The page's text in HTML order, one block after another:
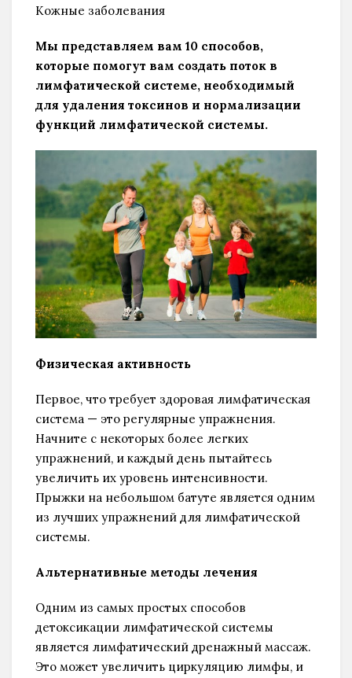
Кожные заболевания
Мы представляем вам 10 способов,
которые помогут вам создать поток в
лимфатической системе, необходимый
для удаления токсинов и нормализации
функций лимфатической системы.
Физическая активность
Первое, что требует здоровая лимфатическая
система — это регулярные упражнения.
Начните с некоторых более легких
упражнений, и каждый день пытайтесь
увеличить их уровень интенсивности.
Прыжки на небольшом батуте является одним
из лучших упражнений для лимфатической
системы.
Альтернативные методы лечения
Одним из самых простых способов
детоксикации лимфатической системы
является лимфатический дренажный массаж.
Это может увеличить циркуляцию лимфы, и